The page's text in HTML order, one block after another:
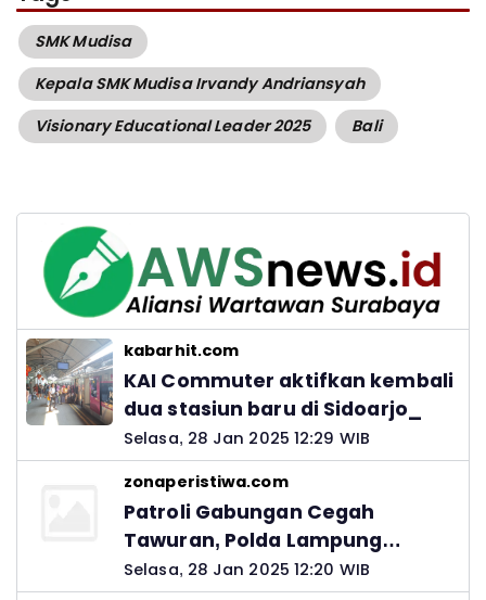
SMK Mudisa
Kepala SMK Mudisa Irvandy Andriansyah
Visionary Educational Leader 2025
Bali
kabarhit.com
KAI Commuter aktifkan kembali
dua stasiun baru di Sidoarjo_
Selasa, 28 Jan 2025 12:29 WIB
zonaperistiwa.com
Patroli Gabungan Cegah
Tawuran, Polda Lampung
Ingatkan Peran Orang Tua
Selasa, 28 Jan 2025 12:20 WIB